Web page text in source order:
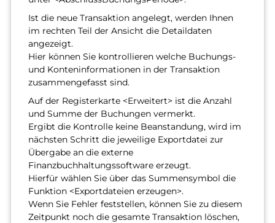
Ist die neue Transaktion angelegt, werden Ihnen
im rechten Teil der Ansicht die Detaildaten
angezeigt.
Hier können Sie kontrollieren welche Buchungs-
und Konteninformationen in der Transaktion
zusammengefasst sind.
Auf der Registerkarte <Erweitert> ist die Anzahl
und Summe der Buchungen vermerkt.
Ergibt die Kontrolle keine Beanstandung, wird im
nächsten Schritt die jeweilige Exportdatei zur
Übergabe an die externe
Finanzbuchhaltungssoftware erzeugt.
Hierfür wählen Sie über das Summensymbol die
Funktion <Exportdateien erzeugen>.
Wenn Sie Fehler feststellen, können Sie zu diesem
Zeitpunkt noch die gesamte Transaktion löschen,